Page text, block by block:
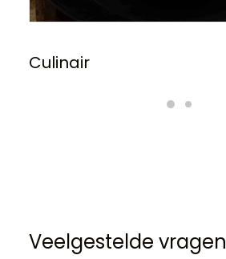
Culinair
Veelgestelde vragen